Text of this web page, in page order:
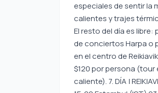
especiales de sentir la
calientes y trajes
El resto del día es
de conciertos Harpa o
en el centro de
$120 por persona
caliente). 7. DÍA |